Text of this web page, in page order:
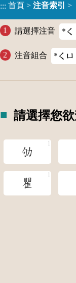
::: 首頁 > 注音索引 >
請選擇注音
注音組合
請選擇您
劬
瞿